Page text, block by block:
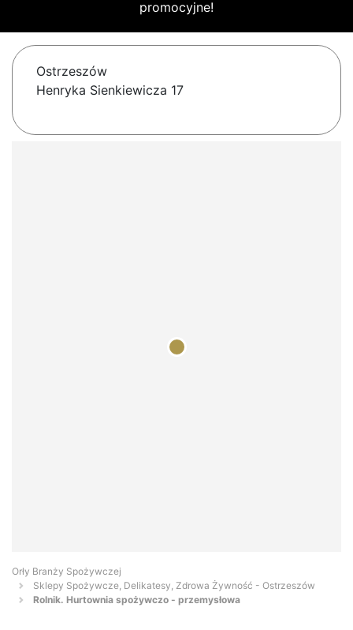
promocyjne!
Ostrzeszów
Henryka Sienkiewicza 17
Orły Branży Spożywczej
Sklepy Spożywcze, Delikatesy, Zdrowa Żywność - Ostrzeszów
Rolnik. Hurtownia spożywczo - przemysłowa